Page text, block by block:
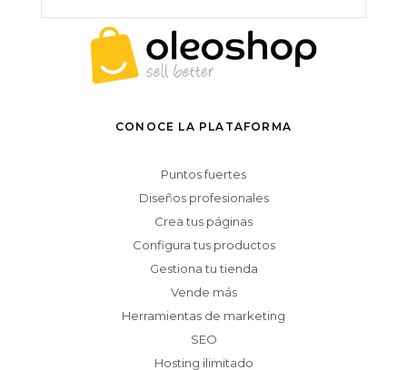
CONOCE LA PLATAFORMA
Puntos fuertes
Diseños profesionales
Crea tus páginas
Configura tus productos
Gestiona tu tienda
Vende más
Herramientas de marketing
SEO
Hosting ilimitado